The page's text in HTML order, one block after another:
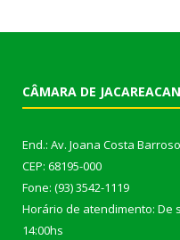
CÂMARA DE
End.: Av. Joana Costa
CEP: 68195-000
Fone: (93) 3542-1119
Horário de atendimento: De
14:00hs